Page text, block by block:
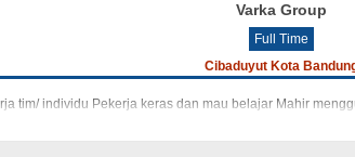
Varka Group
Full Time
Cibaduyut Kota
tim/ individu Pekerja keras dan mau belajar Mahir